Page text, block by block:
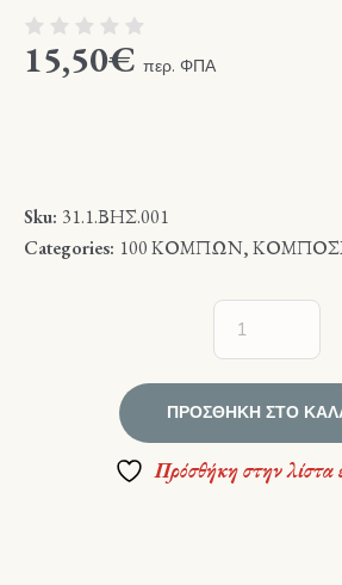
15,50€ περ. ΦΠΑ
Sku: 31.1.ΒΗΣ.001
Categories: 100 ΚΟΜΠΩΝ,
ΠΡΟΣΘΉΚΗ ΣΤΟ
Πρόσθήκη στην λίστα